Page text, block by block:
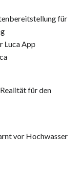
für
Luca App
für den
vor Hochwasser